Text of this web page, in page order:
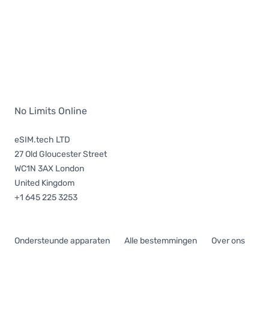
No Limits Online
eSIM.tech LTD
27 Old Gloucester Street
WC1N 3AX London
United Kingdom
+1 645 225 3253
Ondersteunde apparaten Alle bestemmingen Over ons